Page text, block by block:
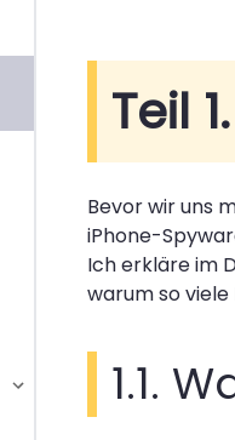
Teil
Bevor wir uns
iPhone-
Ich erkläre im
warum so
1.1.